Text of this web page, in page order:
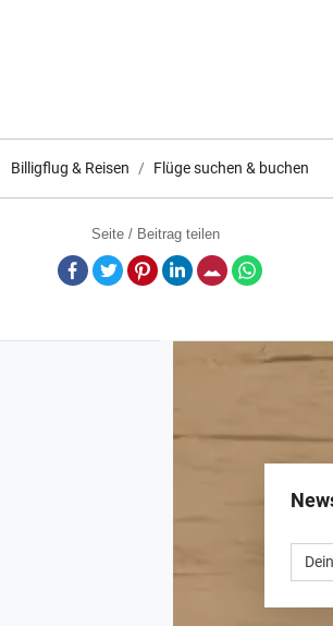
Billigflug & Reisen Flüge suchen & buchen
Seite / Beitrag teilen
Facebook
TwitterPinterestLinkedInE-Mail